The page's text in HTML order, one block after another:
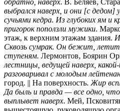
выбрался наверх, и они [с дедом]
сучьями кедра. Из глубоких ям и
пригорок поползли мужики.
этаж, к верхним этажам здания.
Сквозь сумрак. Он бежит,
ступеням. Лермонтов, Боярин
лестницы, ведущей наверх,
разговаривал с молодым
город. || На поверхность. Жир
Да быль и правда — все одно,
выплывет наверх. Мей,